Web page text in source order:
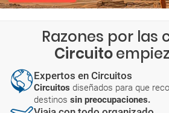
Razones por las
Circuito
Expertos en Circuitos
Circuitos diseñados para que
destinos sin preocupaciones.